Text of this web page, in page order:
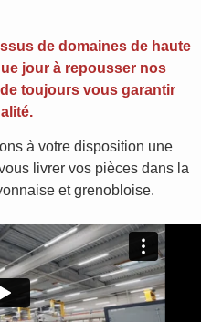
de domaines de haute
jour à repousser nos
toujours vous garantir
à votre disposition une
livrer vos pièces dans la
et grenobloise.